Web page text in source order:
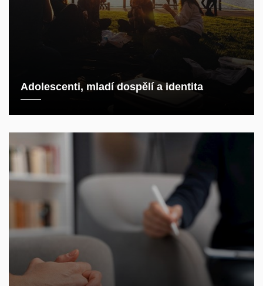
Adolescenti, mladí dospělí a identita